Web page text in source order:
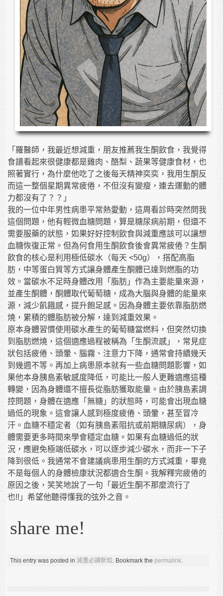
「羅醫師，我最近想減重，朋友推薦我生酮飲食，我覺得
食譜看起來很健康都是雞肉、酪梨、蔬果等健康食材，也
照著實行，為什麼他吃了之後每天精神奕奕，我用生酮反
而這一整個星期異常疲倦，不但沒有變瘦，連去運動的體
力都沒有了？？」
我的一位中年男性病患平常熱愛動，這周看診時突然問我
這個問題，他有輕微血糖問題，算是糖尿病前期，但還不
需要服藥的狀態，如果好好控制飲食與減重應該可以讓想
血糖恢復正常。但為何食用生酮飲食後會異常疲倦？生酮
飲食的核心是利用極低碳水（每天 <50g），搭配高脂
肪，中等蛋白質等方式讓身體產生酮體已達到燃脂的功
效。當碳水不足時身體改用「脂肪」作為主要能量來源，
並產生酮體，酮體取代葡萄糖，成為大腦與身體的能量來
源，減少飢餓感，提升飽足感。因為身體主要依靠脂肪燃
燒，累積的體脂肪被分解，達到減重效果。
原本身體習慣使用碳水產生的葡萄糖當燃料，但突然切換
到脂肪燃燒，這個適應過程被稱為「生酮流感」，常見症
狀包括疲倦、頭暈、腦霧、注意力下降，通常會持續幾天
到幾週不等。再加上病患原本就有一些血糖問題影響，如
果他本身胰島素敏感度降低，可能比一般人更難適應這種
轉變，因為身體還不擅長從脂肪獲取能量。由於胰島素調
控問題，身體在適應「無糖」的狀態時，可能會出現血糖
過低的現象。這會讓人感到極度疲倦、頭暈，甚至冒冷
汗。血糖不穩定者（如有胰島素阻抗或前期糖尿病），身
體需要更多時間來學會穩定血糖。如果有血糖過低的狀
況，應避免極端低碳水，可以逐步減少碳水，而非一下子
降到很低。我通常不會建議病患用生酮的方式減重，畢竟
不是每個人的身體檢康狀況都適合生酮。我解釋完疲倦的
原因之後，笑笑地說了一句「最近生酮不那麼流行了
也!!」希望他聽得懂我的弦外之音。
share me!
This entry was posted in 減重必讀新知 . Bookmark the permalink.